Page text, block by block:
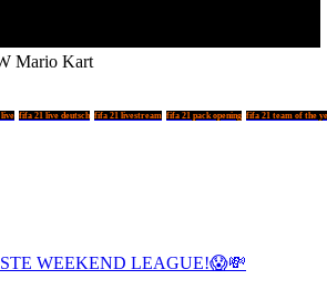
Mario Kart
fifa 21 live deutsch fifa 21 livestream fifa 21 pack opening fifa 21 team of the
WEEKEND LEAGUE!😱💸